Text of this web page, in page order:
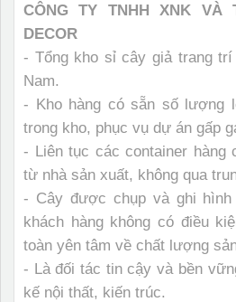
CÔNG TY TNHH XNK VÀ
DECOR
- Tổng kho sỉ cây giả trang
Nam.
- Kho hàng có sẵn số lượng
trong kho, phục vụ dự án gấp
- Liên tục các container hàng
từ nhà sản xuất, không qua
- Cây được chụp và ghi
khách hàng không có điều
toàn yên tâm về chất lượng
- Là đối tác tin cậy và bền
kế nội thất, kiến trúc.